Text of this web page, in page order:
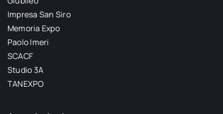
Impresa San Siro
Memoria Expo
Paolo Imeri
SCACF
Studio 3A
TANEXPO